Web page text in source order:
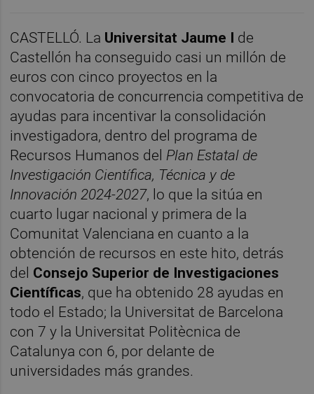
CASTELLÓ. La Universitat Jaume I de
Castellón ha conseguido casi un millón de
euros con cinco proyectos en la
convocatoria de concurrencia competitiva de
ayudas para incentivar la consolidación
investigadora, dentro del programa de
Recursos Humanos del Plan Estatal de
Investigación Científica, Técnica y de
Innovación 2024-2027, lo que la sitúa en
cuarto lugar nacional y primera de la
Comunitat Valenciana en cuanto a la
obtención de recursos en este hito, detrás
del Consejo Superior de Investigaciones
Científicas, que ha obtenido 28 ayudas en
todo el Estado; la Universitat de Barcelona
con 7 y la Universitat Politècnica de
Catalunya con 6, por delante de
universidades más grandes.